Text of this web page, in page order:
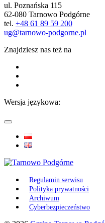
ul. Poznańska 115
62-080 Tarnowo Podgórne
tel. +48 61 89 59 200
ug@tarnowo-podgorne.pl
Znajdziesz nas też na
Wersja językowa:
Regulamin serwisu
Polityka prywatności
Archiwum
Cyberbezpieczeństwo